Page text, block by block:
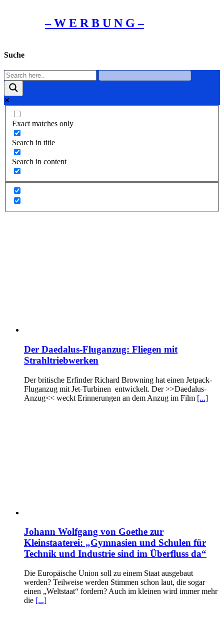
– W Ε R Β U Ν G –
Suche
Exact matches only
Search in title
Search in content
Der Daedalus-Fluganzug: Fliegen mit
Strahltriebwerken
Der britische Erfinder Richard Browning hat einen Jetpack-
Fluganzug mit Jet-Turbinen entwickelt. Der >>Daedalus-
Anzug<< weckt Erinnerungen an dem Anzug im Film [...]
Johann Wolfgang von Goethe zur
Kleinstaaterei: „Gymnasien und Schulen für
Technik und Industrie sind im Überfluss da“
Die Europäische Union soll zu einem Staat ausgebaut
werden? Teilweise werden Stimmen schon laut, die sogar
einen „Weltstaat“ fordern? Auch im kleinen wird immer mehr
die [...]